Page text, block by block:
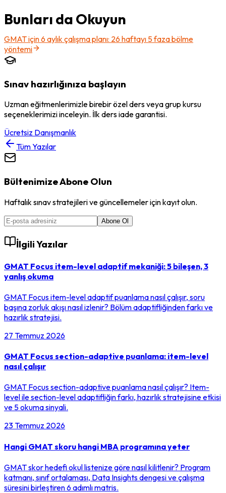
Bunları da Okuyun
GMAT için 6 aylık çalışma planı: 26 haftayı 5 faza bölme
yöntemi
Sınav hazırlığınıza başlayın
Uzman eğitmenlerimizle birebir özel ders veya grup kursu
seçeneklerimizi inceleyin. İlk ders iade garantisi.
Ücretsiz Danışmanlık
Tüm Yazılar
Bültenimize Abone Olun
Haftalık sınav stratejileri ve güncellemeler için kayıt olun.
Abone Ol
İlgili Yazılar
GMAT Focus item-level adaptif mekaniği: 5 bileşen, 3
yanlış okuma
GMAT Focus item-level adaptif puanlama nasıl çalışır, soru
başına zorluk akışı nasıl izlenir? Bölüm adaptifliğinden farkı ve
hazırlık stratejisi.
27 Temmuz 2026
GMAT Focus section-adaptive puanlama: item-level
nasıl çalışır
GMAT Focus section-adaptive puanlama nasıl çalışır? Item-
level ile section-level adaptifliğin farkı, hazırlık stratejisine etkisi
ve 5 okuma sinyali.
23 Temmuz 2026
Hangi GMAT skoru hangi MBA programına yeter
GMAT skor hedefi okul listenize göre nasıl kilitlenir? Program
katmanı, sınıf ortalaması, Data Insights dengesi ve çalışma
süresini birleştiren 6 adımlı matris.